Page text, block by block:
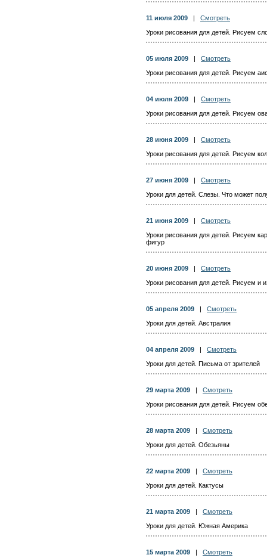
11 июля 2009
Смотреть
Уроки рисования для детей. Рисуем
05 июля 2009
Смотреть
Уроки рисования для детей. Рисуем
04 июля 2009
Смотреть
Уроки рисования для детей. Рисуем
28 июня 2009
Смотреть
Уроки рисования для детей. Рисуем
27 июня 2009
Смотреть
Уроки для детей. Слезы. Что может
21 июня 2009
Смотреть
Уроки рисования для детей. Рисуем
фигур
20 июня 2009
Смотреть
Уроки рисования для детей. Рисуем и
05 апреля 2009
Смотреть
Уроки для детей. Австралия
04 апреля 2009
Смотреть
Уроки для детей. Письма от зрителей
29 марта 2009
Смотреть
Уроки рисования для детей. Рисуем
28 марта 2009
Смотреть
Уроки для детей. Обезьяны
22 марта 2009
Смотреть
Уроки для детей. Кактусы
21 марта 2009
Смотреть
Уроки для детей. Южная Америка
15 марта 2009
Смотреть